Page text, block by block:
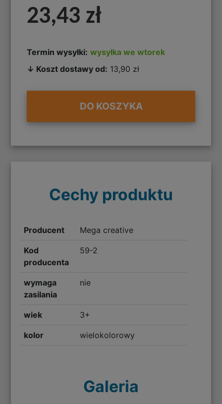
23,43 zł
Termin wysyłki: wysyłka we wtorek
↓ Koszt dostawy od: 13,90 zł
DO KOSZYKA
Cechy produktu
Producent Mega creative
Kod
producenta
59-2
wymaga
zasilania
nie
wiek 3+
kolor wielokolorowy
Galeria